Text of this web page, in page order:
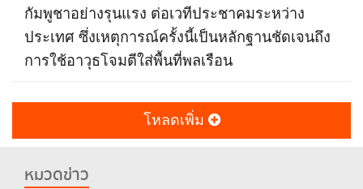
กัมพูชาอย่างรุนแรง ต่อเวทีประชาคมระหว่าง
ประเทศ ซึ่งเหตุการณ์ครั้งนี้เป็นหลักฐานชัดเจนถึง
การใช้อาวุธโจมตีใส่พื้นที่พลเรือน
โหลดเพิ่ม
หมวดข่าว